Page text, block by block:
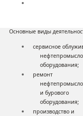
Основные виды
сервисное
оборудования;
ремонт
и бурового
оборудования;
производство и